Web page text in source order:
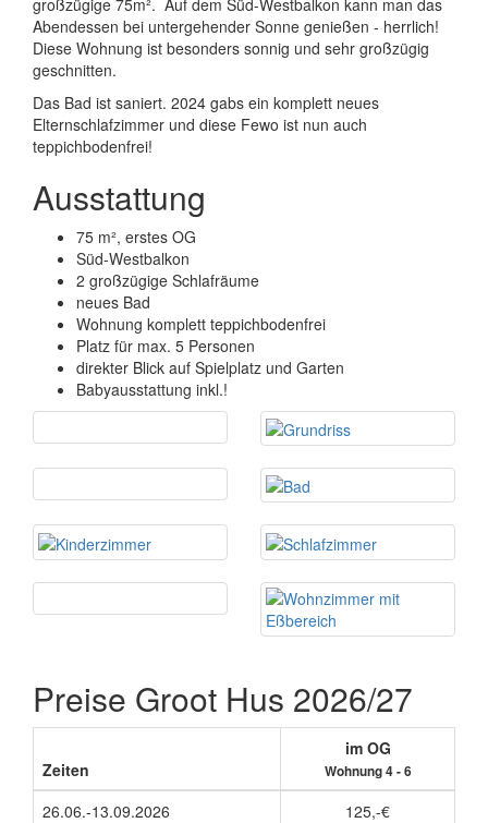
Abendessen bei untergehender Sonne genießen - herrlich!
Diese Wohnung ist besonders sonnig und sehr großzügig
geschnitten.
Das Bad ist saniert. 2024 gabs ein komplett neues
Elternschlafzimmer und diese Fewo ist nun auch
teppichbodenfrei!
Ausstattung
75 m², erstes OG
Süd-Westbalkon
2 großzügige Schlafräume
neues Bad
Wohnung komplett teppichbodenfrei
Platz für max. 5 Personen
direkter Blick auf Spielplatz und Garten
Babyausstattung inkl.!
Preise Groot Hus 2026/27
Zeiten
im OG
Wohnung 4 - 6
26.06.-13.09.2026
125,-€